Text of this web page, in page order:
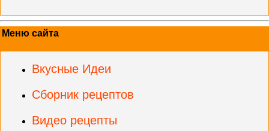
Меню сайта
Вкусные Идеи
Сборник рецептов
Видео рецепты